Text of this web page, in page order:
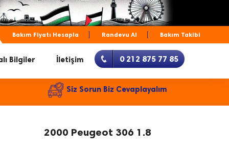
Bakım Fiyatı Hesapla Randevu Al Bakım Takibi
Bilgiler İletişim 0 212 875 77 85
Siz Sorun Biz Cevaplayalım
2000 Peugeot 306 1.8